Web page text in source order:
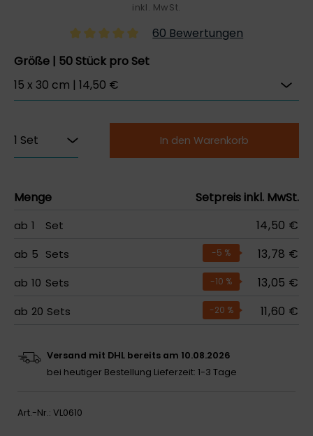
inkl. MwSt.
60 Bewertungen
Größe | 50 Stück pro Set
In den Warenkorb
Menge Setpreis inkl. MwSt.
ab 1 Set 14,50 €
ab 5 Sets -5 % 13,78 €
ab 10 Sets -10 % 13,05 €
ab 20 Sets -20 % 11,60 €
Versand mit DHL bereits am 10.08.2026
bei heutiger Bestellung Lieferzeit: 1-3 Tage
Art.-Nr.: VL0610